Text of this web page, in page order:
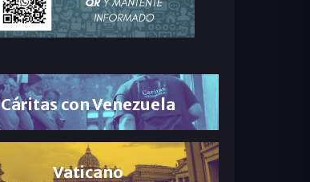
Cáritas con Venezuela
Vaticano